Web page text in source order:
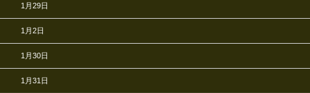
1月29日
1月2日
1月30日
1月31日